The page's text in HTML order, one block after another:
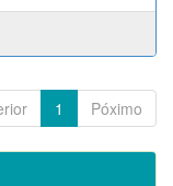
1 Póximo